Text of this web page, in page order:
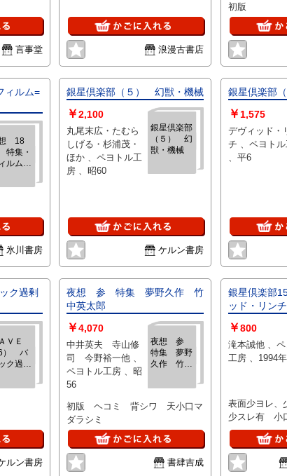
言事堂 浪漫古書店
初版
ルム=
18
集・
ルム=
氷川書房
銀星倶楽部（５） 幻獣・機械
銀星倶楽部
（５） 幻
獣・機械
￥2,100
丸尾末広・たむら
しげる・杉浦茂・
ほか 、ペヨトル工
房 、昭60
ケルン書房
銀星倶楽部（
￥ 1,575
デヴィッド・
チ 、ペヨトル工房
、平6
ク過剰
ＶＥ
6） バ
ク過剰
ルン書房
夜想 参 特集 夢野久作 竹
中英太郎
夜想 参
特集 夢野
久作 竹中
￥4,070
中井英夫 寺山修
司 今野裕一他 、
ペヨトル工房 、昭
56
初版 ヘコミ 背シワ 天小口マ
ダラシミ
書肆吉成
銀星倶楽部
ッド・リンチ
￥800
滝本誠他 、ペヨトル
表面少ヨレ、
少スレ有 小
ケ、少ヨゴレ